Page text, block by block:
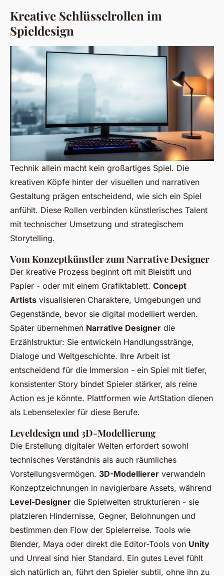
Kreative Schlüsselrollen im
Spieldesign
Technik allein macht kein großartiges Spiel. Die
kreativen Köpfe hinter der visuellen und narrativen
Gestaltung prägen entscheidend, wie sich ein Spiel
anfühlt. Diese Rollen verbinden künstlerisches Talent
mit technischer Umsetzung und strategischem
Storytelling.
Vom Konzeptkünstler zum Narrative Designer
Der kreative Prozess beginnt oft mit Bleistift und
Papier - oder mit einem Grafiktablett. Concept
Artists visualisieren Charaktere, Umgebungen und
Gegenstände, bevor sie digital modelliert werden.
Später übernehmen Narrative Designer die
Erzählstruktur: Sie entwickeln Handlungsstränge,
Dialoge und Weltgeschichte. Ihre Arbeit ist
entscheidend für die Immersion - ein Spiel mit tiefer,
konsistenter Story bindet Spieler stärker, als reine
Action es je könnte. Plattformen wie ArtStation dienen
als Lebenselexier für diese Berufe.
Leveldesign und 3D-Modellierung
Die Erstellung digitaler Welten erfordert sowohl
technisches Verständnis als auch räumliches
Vorstellungsvermögen. 3D-Modellierer verwandeln
Konzeptzeichnungen in navigierbare Assets, während
Level-Designer die Spielwelten strukturieren - sie
platzieren Hindernisse, Gegner, Belohnungen und
bestimmen den Flow der Spielerreise. Tools wie
Blender, Maya oder direkt die Editor-Tools von Unity
und Unreal sind hier Standard. Ein gutes Level fühlt
sich natürlich an, führt den Spieler subtil, ohne ihn zu